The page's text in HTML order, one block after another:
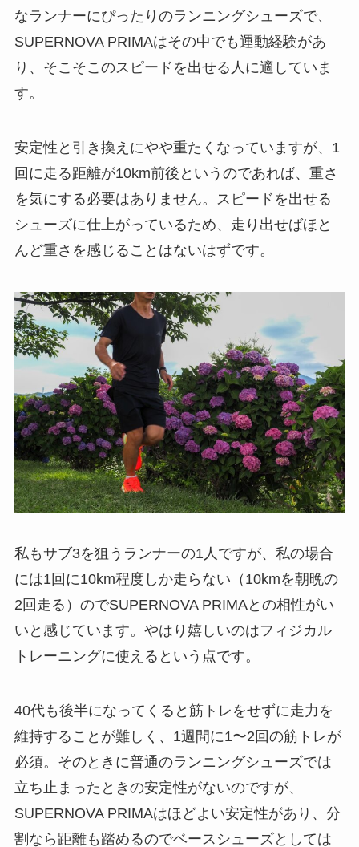
なランナーにぴったりのランニングシューズで、
SUPERNOVA PRIMAはその中でも運動経験があ
り、そこそこのスピードを出せる人に適していま
す。
安定性と引き換えにやや重たくなっていますが、1
回に走る距離が10km前後というのであれば、重さ
を気にする必要はありません。スピードを出せる
シューズに仕上がっているため、走り出せばほと
んど重さを感じることはないはずです。
私もサブ3を狙うランナーの1人ですが、私の場合
には1回に10km程度しか走らない（10kmを朝晩の
2回走る）のでSUPERNOVA PRIMAとの相性がい
いと感じています。やはり嬉しいのはフィジカル
トレーニングに使えるという点です。
40代も後半になってくると筋トレをせずに走力を
維持することが難しく、1週間に1〜2回の筋トレが
必須。そのときに普通のランニングシューズでは
立ち止まったときの安定性がないのですが、
SUPERNOVA PRIMAはほどよい安定性があり、分
割なら距離も踏めるのでベースシューズとしては